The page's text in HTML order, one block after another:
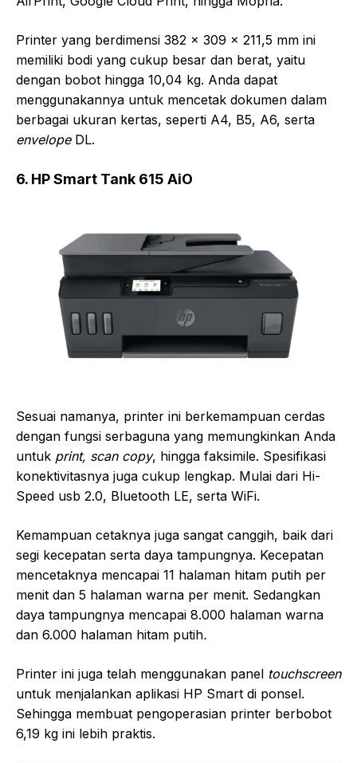
Printer yang berdimensi 382 x 309 x 211,5 mm ini
memiliki bodi yang cukup besar dan berat, yaitu
dengan bobot hingga 10,04 kg. Anda dapat
menggunakannya untuk mencetak dokumen dalam
berbagai ukuran kertas, seperti A4, B5, A6, serta
envelopeDL.
6. HP Smart Tank 615 AiO
Sesuai namanya, printer ini berkemampuan cerdas
dengan fungsi serbaguna yang memungkinkan Anda
untuk print, scan copy, hingga faksimile. Spesifikasi
konektivitasnya juga cukup lengkap. Mulai dari Hi-
Speed usb 2.0, Bluetooth LE, serta WiFi.
Kemampuan cetaknya juga sangat canggih, baik dari
segi kecepatan serta daya tampungnya. Kecepatan
mencetaknya mencapai 11 halaman hitam putih per
menit dan 5 halaman warna per menit. Sedangkan
daya tampungnya mencapai 8.000 halaman warna
dan 6.000 halaman hitam putih.
Printer ini juga telah menggunakan panel touchscreen
untuk menjalankan aplikasi HP Smart di ponsel.
Sehingga membuat pengoperasian printer berbobot
6,19 kg ini lebih praktis.